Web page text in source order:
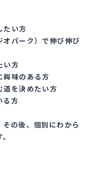
たい方
オパーク）で伸び伸び
い方
興味のある方
道を決めたい方
る方
の後、個別にわから